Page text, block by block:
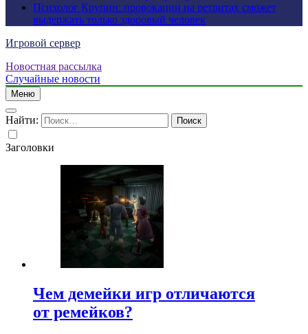
Психолог Крупин: провокации на ретритах сможет
выдержать только здоровый человек
Игровой сервер
Новостная рассылка
Случайные новости
Меню
Найти:
Заголовки
Чем демейки игр отличаются
от ремейков?